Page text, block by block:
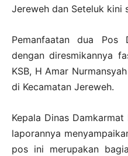
Jereweh dan Seteluk kini
Pemanfaatan dua
dengan diresmikannya
KSB, H Amar
di Kecamatan Jereweh.
Kepala Dinas
laporannya
pos ini merupakan